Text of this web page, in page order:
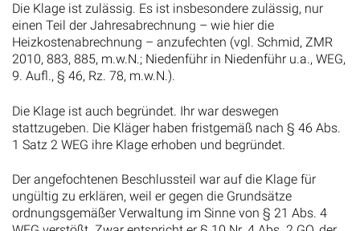
Die Klage ist zulässig. Es ist insbesondere zulässig, nur
einen Teil der Jahresabrechnung – wie hier die
Heizkostenabrechnung – anzufechten (vgl. Schmid, ZMR
2010, 883, 885, m.w.N.; Niedenführ in Niedenführ u.a., WEG,
9. Aufl., § 46, Rz. 78, m.w.N.).
Die Klage ist auch begründet. Ihr war deswegen
stattzugeben. Die Kläger haben fristgemäß nach § 46 Abs.
1 Satz 2 WEG ihre Klage erhoben und begründet.
Der angefochtenen Beschlussteil war auf die Klage für
ungültig zu erklären, weil er gegen die Grundsätze
ordnungsgemäßer Verwaltung im Sinne von § 21 Abs. 4